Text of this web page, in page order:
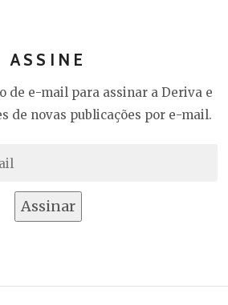
ASSINE
de e-mail para assinar a Deriva e
de novas publicações por e-mail.
Assinar